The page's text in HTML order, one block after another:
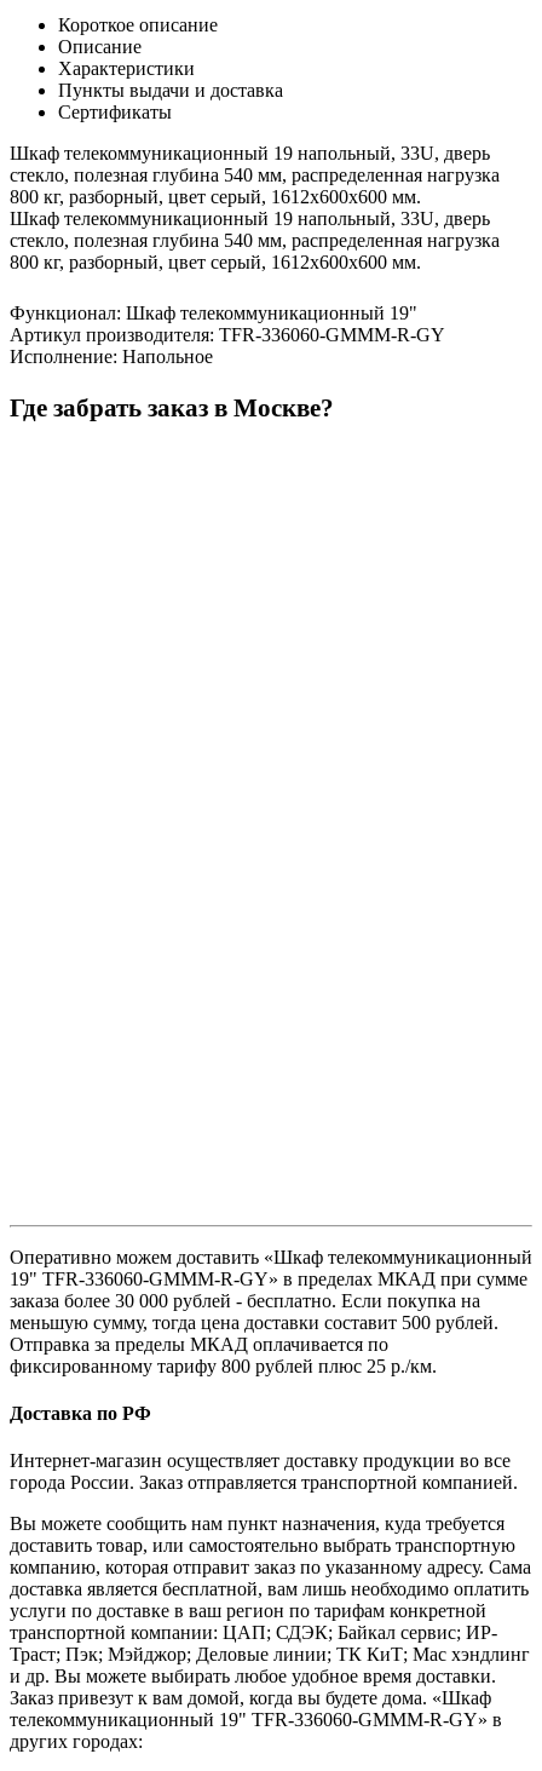
Короткое описание
Описание
Характеристики
Пункты выдачи и доставка
Сертификаты
Шкаф телекоммуникационный 19 напольный, 33U, дверь
стекло, полезная глубина 540 мм, распределенная нагрузка
800 кг, разборный, цвет серый, 1612х600х600 мм.
Шкаф телекоммуникационный 19 напольный, 33U, дверь
стекло, полезная глубина 540 мм, распределенная нагрузка
800 кг, разборный, цвет серый, 1612х600х600 мм.
Функционал: Шкаф телекоммуникационный 19"
Артикул производителя: TFR-336060-GMMM-R-GY
Исполнение: Напольное
Где забрать заказ в Москве?
Оперативно можем доставить «Шкаф телекоммуникационный
19" TFR-336060-GMMM-R-GY» в пределах МКАД при сумме
заказа более 30 000 рублей - бесплатно. Если покупка на
меньшую сумму, тогда цена доставки составит 500 рублей.
Отправка за пределы МКАД оплачивается по
фиксированному тарифу 800 рублей плюс 25 р./км.
Доставка по РФ
Интернет-магазин осуществляет доставку продукции во все
города России. Заказ отправляется транспортной компанией.
Вы можете сообщить нам пункт назначения, куда требуется
доставить товар, или самостоятельно выбрать транспортную
компанию, которая отправит заказ по указанному адресу. Сама
доставка является бесплатной, вам лишь необходимо оплатить
услуги по доставке в ваш регион по тарифам конкретной
транспортной компании: ЦАП; СДЭК; Байкал сервис; ИР-
Траст; Пэк; Мэйджор; Деловые линии; ТК КиТ; Мас хэндлинг
и др. Вы можете выбирать любое удобное время доставки.
Заказ привезут к вам домой, когда вы будете дома. «Шкаф
телекоммуникационный 19" TFR-336060-GMMM-R-GY» в
других городах: